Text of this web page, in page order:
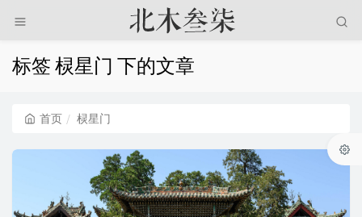
标签 棂星门 下的文章
首页 棂星门